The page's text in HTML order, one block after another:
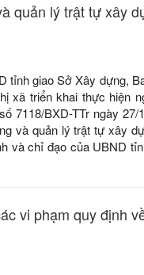
quản lý trật tự xây
tỉnh giao Sở Xây dựng,
xã triển khai thực hiện
7118/BXD-TTr ngày 27/
và quản lý trật tự xây
và chỉ đạo của UBND
vi phạm quy định